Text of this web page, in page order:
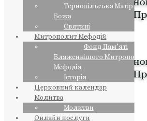
Тернопільська Матір
Божа
Святині
Митрополит Мефодій
Фонд Пам’яті
Блаженнішого Митрополита
Мефодія
Історія
Церковний календар
Молитва
Молитви
Онлайн послуги